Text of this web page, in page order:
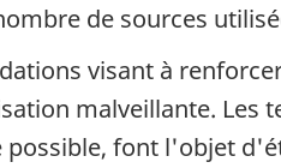
de sources
visant à
malveillante. Les
font l'objet